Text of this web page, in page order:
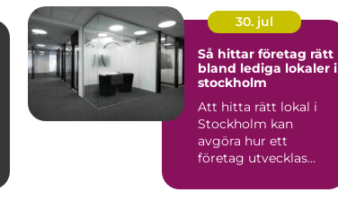
30. jul
Så hittar företag rätt
bland lediga lokaler i
stockholm
Att hitta rätt lokal i
Stockholm kan
avgöra hur ett
företag utvecklas
framåt. Läget p...